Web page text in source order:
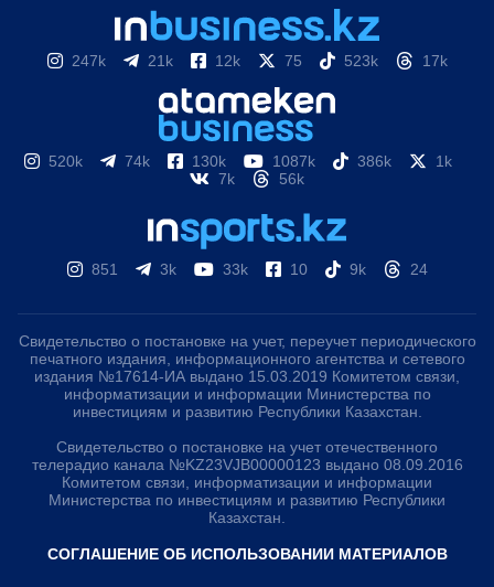
247k 21k 12k 75 523k 17k
520k 74k 130k 1087k 386k
1k
7k
56k
851 3k 33k 10 9k 24
Свидетельство о постановке на учет, переучет периодического
печатного издания, информационного агентства и сетевого
издания №17614-ИА выдано 15.03.2019 Комитетом связи,
информатизации и информации Министерства по
инвестициям и развитию Республики Казахстан.
Свидетельство о постановке на учет отечественного
телерадио канала №KZ23VJB00000123 выдано 08.09.2016
Комитетом связи, информатизации и информации
Министерства по инвестициям и развитию Республики
Казахстан.
СОГЛАШЕНИЕ ОБ ИСПОЛЬЗОВАНИИ МАТЕРИАЛОВ